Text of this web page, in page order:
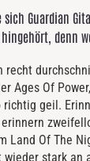
Guardian
denn
recht
Ages Of
geil.
Land Of The
stark an